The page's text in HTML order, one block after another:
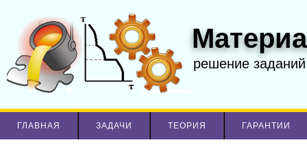
решение
ГЛАВНАЯ ЗАДАЧИ ТЕОРИЯ ГАРАНТИИ